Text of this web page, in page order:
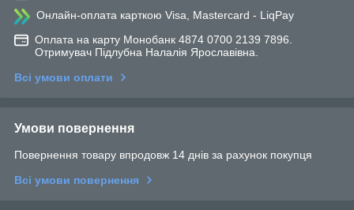
Онлайн-оплата карткою Visa, Mastercard - LiqPay
Оплата на карту Монобанк 4874 0700 2139 7896.
Отримувач Підлубна Налалія Ярославівна.
Всі умови оплати
Умови повернення
Повернення товару впродовж 14 днів за рахунок покупця
Всі умови повернення